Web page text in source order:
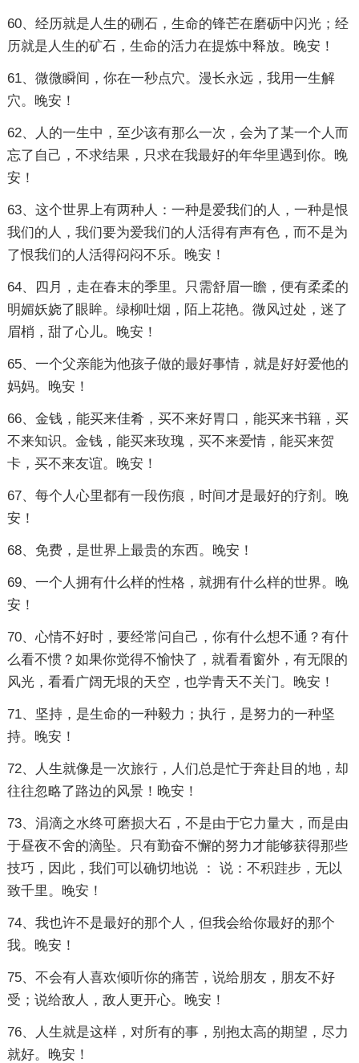
60、经历就是人生的硎石，生命的锋芒在磨砺中闪光；经
历就是人生的矿石，生命的活力在提炼中释放。晚安！
61、微微瞬间，你在一秒点穴。漫长永远，我用一生解
穴。晚安！
62、人的一生中，至少该有那么一次，会为了某一个人而
忘了自己，不求结果，只求在我最好的年华里遇到你。晚
安！
63、这个世界上有两种人：一种是爱我们的人，一种是恨
我们的人，我们要为爱我们的人活得有声有色，而不是为
了恨我们的人活得闷闷不乐。晚安！
64、四月，走在春末的季里。只需舒眉一瞻，便有柔柔的
明媚妖娆了眼眸。绿柳吐烟，陌上花艳。微风过处，迷了
眉梢，甜了心儿。晚安！
65、一个父亲能为他孩子做的最好事情，就是好好爱他的
妈妈。晚安！
66、金钱，能买来佳肴，买不来好胃口，能买来书籍，买
不来知识。金钱，能买来玫瑰，买不来爱情，能买来贺
卡，买不来友谊。晚安！
67、每个人心里都有一段伤痕，时间才是最好的疗剂。晚
安！
68、免费，是世界上最贵的东西。晚安！
69、一个人拥有什么样的性格，就拥有什么样的世界。晚
安！
70、心情不好时，要经常问自己，你有什么想不通？有什
么看不惯？如果你觉得不愉快了，就看看窗外，有无限的
风光，看看广阔无垠的天空，也学青天不关门。晚安！
71、坚持，是生命的一种毅力；执行，是努力的一种坚
持。晚安！
72、人生就像是一次旅行，人们总是忙于奔赴目的地，却
往往忽略了路边的风景！晚安！
73、涓滴之水终可磨损大石，不是由于它力量大，而是由
于昼夜不舍的滴坠。只有勤奋不懈的努力才能够获得那些
技巧，因此，我们可以确切地说 ： 说：不积跬步，无以
致千里。晚安！
74、我也许不是最好的那个人，但我会给你最好的那个
我。晚安！
75、不会有人喜欢倾听你的痛苦，说给朋友，朋友不好
受；说给敌人，敌人更开心。晚安！
76、人生就是这样，对所有的事，别抱太高的期望，尽力
就好。晚安！